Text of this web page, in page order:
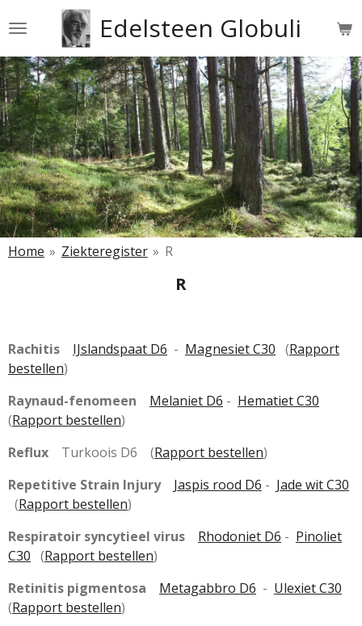
direct
naar
de
hoofdinhoud
Edelsteen Globuli
Home » Ziekteregister » R
R
Rachitis IJslandspaat D6 - Magnesiet C30 (Rapport
bestellen)
Raynaud-fenomeen
Melaniet D6 - Hematiet C30
(Rapport bestellen)
Reflux Turkoois D6 (Rapport bestellen)
Repetitive Strain Injury
Jaspis rood D6 - Jade wit C30
(Rapport bestellen)
Respiratoir syncytieel virus
Rhodoniet D6 - Pinoliet
C30 (Rapport bestellen)
Retinitis pigmentosa
Metagabbro D6 - Ulexiet C30
(Rapport bestellen)